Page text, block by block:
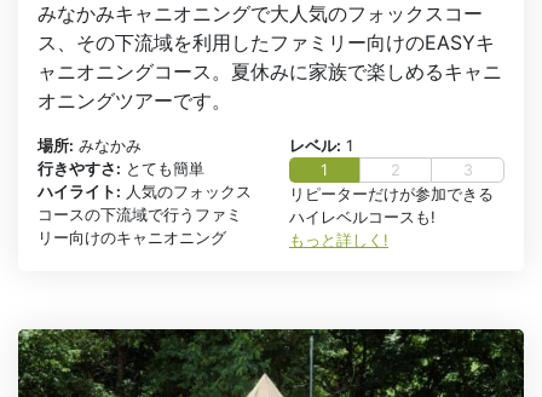
みなかみキャニオニングで大人気のフォックスコー
ス、その下流域を利用したファミリー向けのEASYキ
ャニオニングコース。夏休みに家族で楽しめるキャニ
オニングツアーです。
場所: みなかみ
行きやすさ: とても簡単
ハイライト: 人気のフォックス
コースの下流域で行うファミ
リー向けのキャニオニング
レベル: 1
1
2
3
リピーターだけが参加できる
ハイレベルコースも!
もっと詳しく!